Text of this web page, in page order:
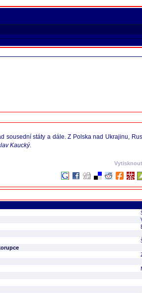
sousední státy a dále. Z Polska nad Ukrajinu,
Kaucký.
Vytisknout